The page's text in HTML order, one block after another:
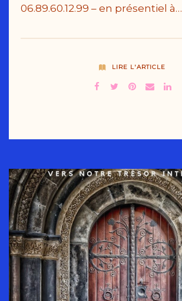
06.89.60.12.99 – en présentiel à…
LIRE L'ARTICLE